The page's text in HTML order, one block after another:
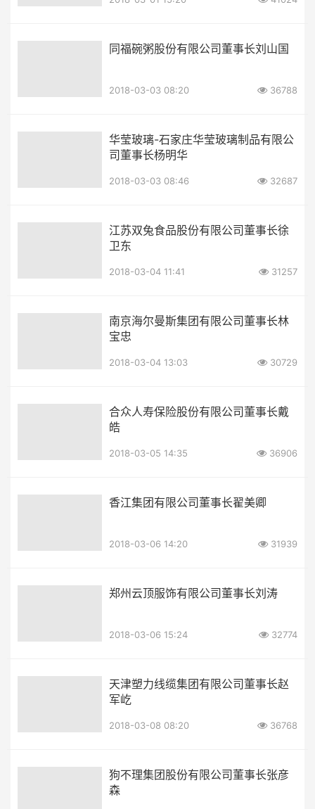
同福碗粥股份有限公司董事长刘山国
2018-03-03 08:20 36788
华莹玻璃-石家庄华莹玻璃制品有限公
司董事长杨明华
2018-03-03 08:46 32687
江苏双兔食品股份有限公司董事长徐
卫东
2018-03-04 11:41 31257
南京海尔曼斯集团有限公司董事长林
宝忠
2018-03-04 13:03 30729
合众人寿保险股份有限公司董事长戴
皓
2018-03-05 14:35 36906
香江集团有限公司董事长翟美卿
2018-03-06 14:20 31939
郑州云顶服饰有限公司董事长刘涛
2018-03-06 15:24 32774
天津塑力线缆集团有限公司董事长赵
军屹
2018-03-08 08:20 36768
狗不理集团股份有限公司董事长张彦
森